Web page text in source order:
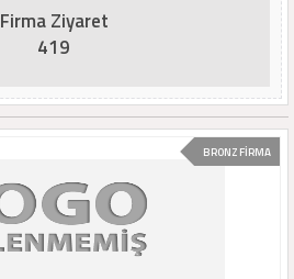
Firma Ziyaret
419
BRONZ FİRMA